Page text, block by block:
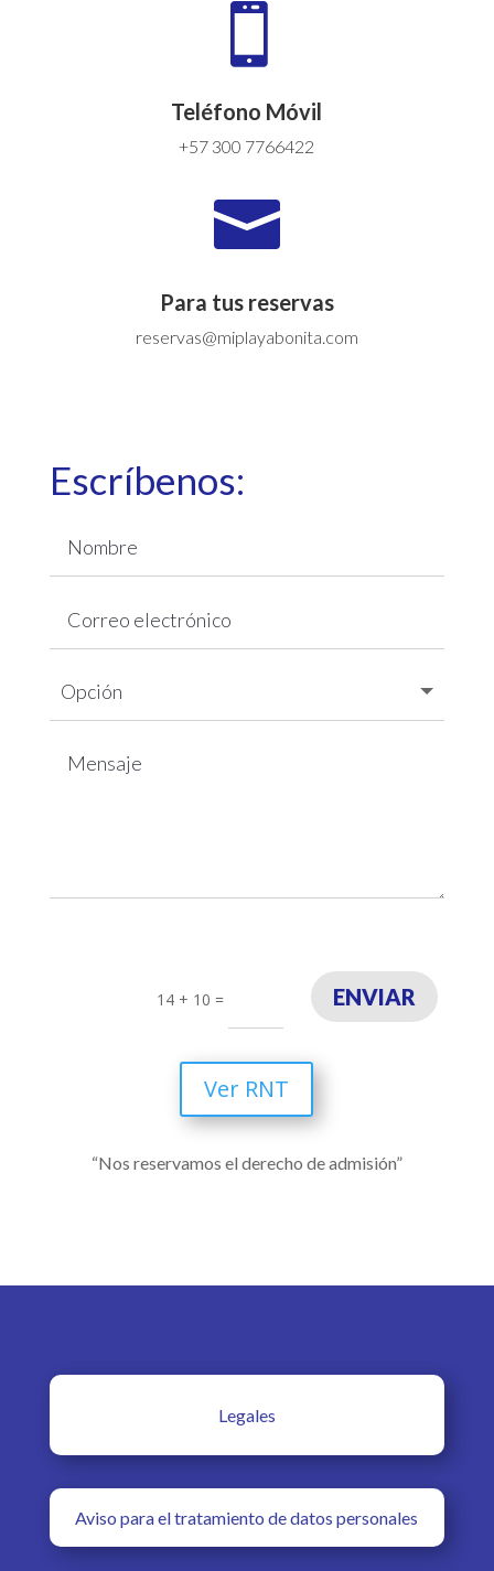

Teléfono Móvil
+57 300 7766422

Para tus reservas
reservas@miplayabonita.com
Escríbenos:
14 + 10 = ENVIAR
Ver RNT
“Nos reservamos el derecho de admisión”
Legales
Aviso para el tratamiento de datos personales